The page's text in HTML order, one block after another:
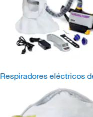
Respiradores eléctricos